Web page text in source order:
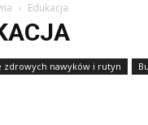
Edukacja
zdrowych nawyków i rutyn